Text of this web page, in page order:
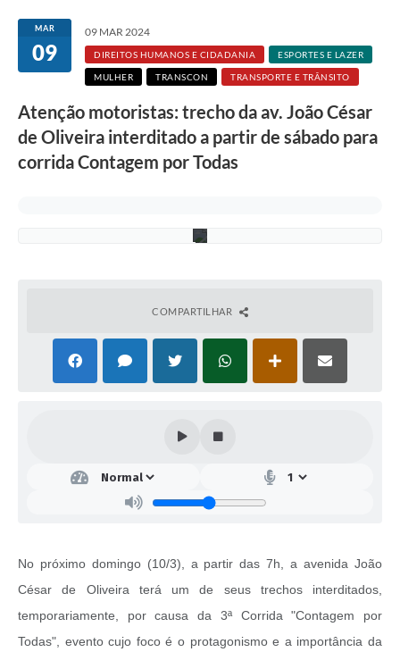
MAR
09
09 MAR 2024
DIREITOS HUMANOS E CIDADANIA ESPORTES E LAZER
MULHER TRANSCON TRANSPORTE E TRÂNSITO
Atenção motoristas: trecho da av. João César
de Oliveira interditado a partir de sábado para
corrida Contagem por Todas
i
n
e
o
r
a
s
COMPARTILHAR
No próximo domingo (10/3), a partir das 7h, a avenida João
César de Oliveira terá um de seus trechos interditados,
temporariamente, por causa da 3ª Corrida "Contagem por
Todas", evento cujo foco é o protagonismo e a importância da